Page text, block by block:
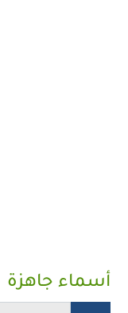
أسماء جاهزة